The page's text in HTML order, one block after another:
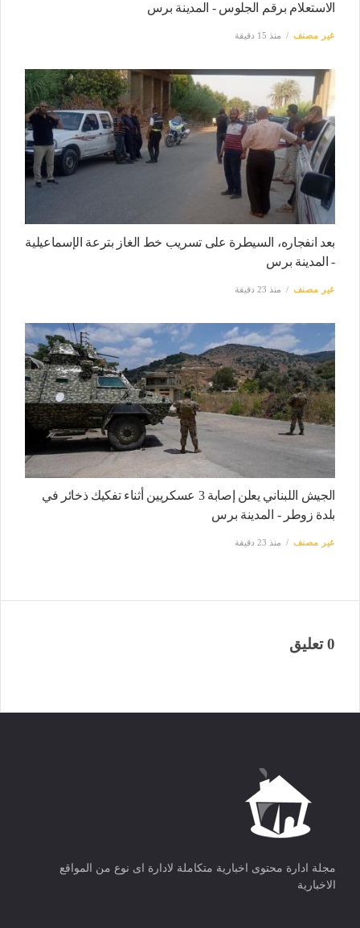
الاستعلام برقم الجلوس - المدينة برس
غير مصنف منذ 15 دقيقة
بعد انفجاره، السيطرة على تسريب خط الغاز بترعة الإسماعيلية
- المدينة برس
غير مصنف منذ 23 دقيقة
الجيش اللبناني يعلن إصابة 3 عسكريين أثناء تفكيك ذخائر في
بلدة زوطر - المدينة برس
غير مصنف منذ 23 دقيقة
0 تعليق
مجلة ادارة محتوى اخبارية متكاملة لادارة اى نوع من المواقع
الاخبارية